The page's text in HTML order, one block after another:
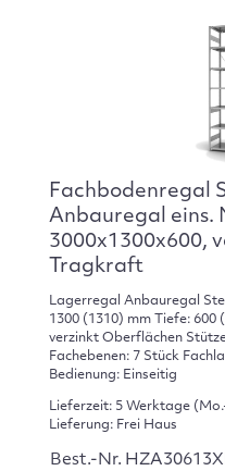
Fachbodenregal
Anbauregal eins.
3000x1300x600,
Tragkraft
Lagerregal Anbauregal
1300 (1310) mm Tiefe: 600
verzinkt Oberflächen
Fachebenen: 7 Stück
Bedienung: Einseitig
Lieferzeit: 5 Werktage
Lieferung: Frei Haus
Best.-Nr.